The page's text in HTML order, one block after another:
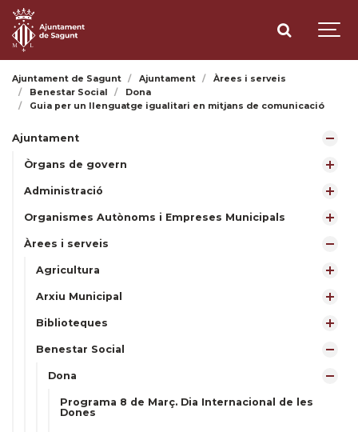
Ajuntament de Sagunt Ajuntament
Àrees i serveis
Benestar Social
Dona
Guia per un llenguatge igualitari en mitjans de comunicació
Ajuntament
Òrgans de govern
Administració
Organismes Autònoms i Empreses Municipals
Àrees i serveis
Agricultura
Arxiu Municipal
Biblioteques
Benestar Social
Dona
Programa 8 de Març. Dia Internacional de les
Dones